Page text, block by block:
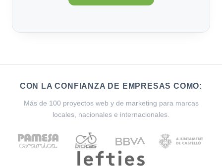
CON LA CONFIANZA DE EMPRESAS COMO:
Más de 100 proyectos web y de marketing para marcas
locales, nacionales e internacionales.